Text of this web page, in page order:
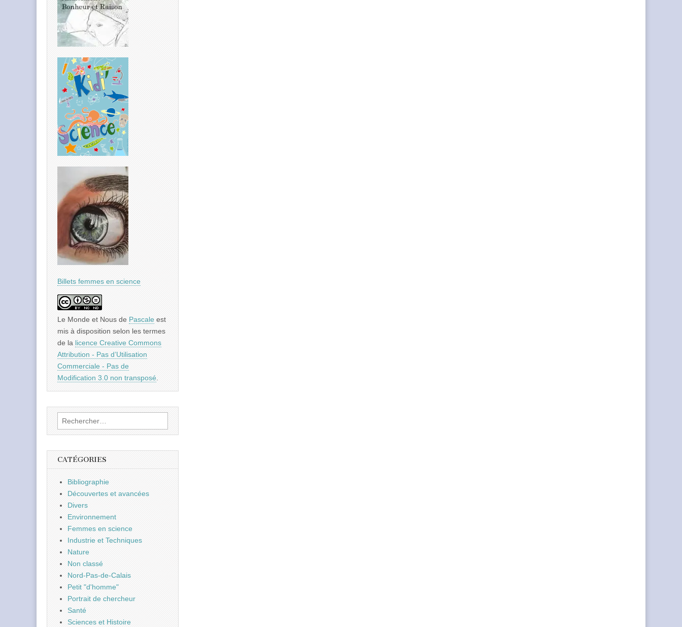
Billets femmes en science
Le Monde et Nous de Pascale est
mis à disposition selon les termes
de la licence Creative Commons
Attribution - Pas d’Utilisation
Commerciale - Pas de
Modification 3.0 non transposé.
Rechercher :
CATÉGORIES
Bibliographie
Découvertes et avancées
Divers
Environnement
Femmes en science
Industrie et Techniques
Nature
Non classé
Nord-Pas-de-Calais
Petit "d'homme"
Portrait de chercheur
Santé
Sciences et Histoire